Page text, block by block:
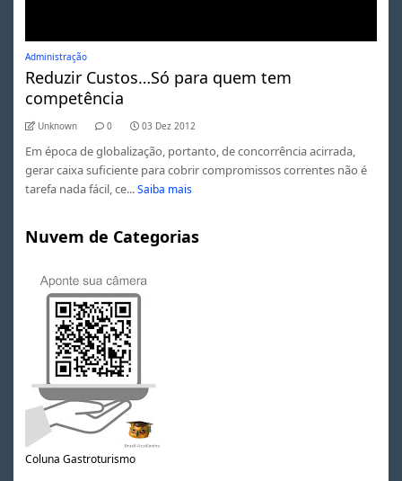
Administração
Reduzir Custos…Só para quem tem
competência
Unknown 0 03 Dez 2012
Em época de globalização, portanto, de concorrência acirrada,
gerar caixa suficiente para cobrir compromissos correntes não é
tarefa nada fácil, ce... Saiba mais
Nuvem de Categorias
Coluna Gastroturismo